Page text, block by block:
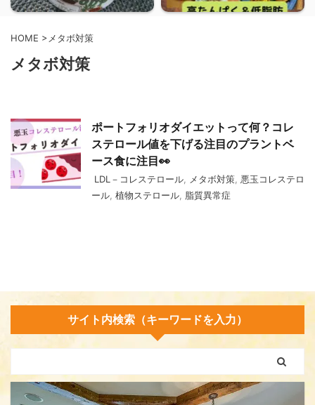
HOME > メタボ対策
メタボ対策
ポートフォリオダイエットって何？コレ
ステロール値を下げる注目のプラントベ
ース食に注目👀
LDL－コレステロール メタボ対策 悪玉コレステロ
ール 植物ステロール 脂質異常症
サイト内検索（キーワードを入力）